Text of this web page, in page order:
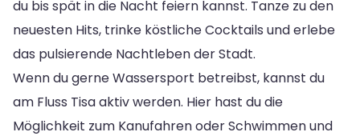
du bis spät in die Nacht feiern kannst. Tanze zu den
neuesten Hits, trinke köstliche Cocktails und erlebe
das pulsierende Nachtleben der Stadt.
Wenn du gerne Wassersport betreibst, kannst du
am Fluss Tisa aktiv werden. Hier hast du die
Möglichkeit zum Kanufahren oder Schwimmen und